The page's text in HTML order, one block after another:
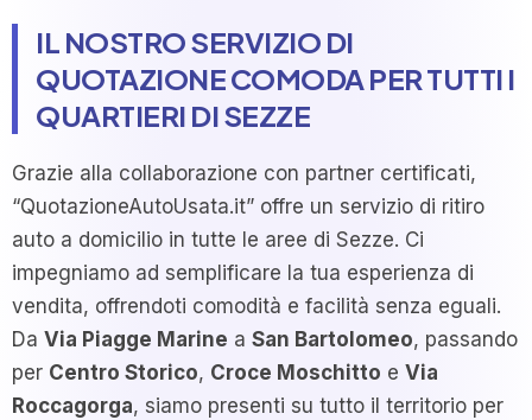
IL NOSTRO SERVIZIO DI
QUOTAZIONE COMODA PER TUTTI I
QUARTIERI DI SEZZE
Grazie alla collaborazione con partner certificati,
“QuotazioneAutoUsata.it” offre un servizio di ritiro
auto a domicilio in tutte le aree di Sezze. Ci
impegniamo ad semplificare la tua esperienza di
vendita, offrendoti comodità e facilità senza eguali.
Da Via Piagge Marine a San Bartolomeo, passando
per Centro Storico, Croce Moschitto e Via
Roccagorga, siamo presenti su tutto il territorio per